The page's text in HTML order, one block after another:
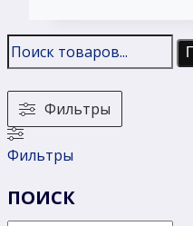
Фильтры
Фильтры
ПОИСК